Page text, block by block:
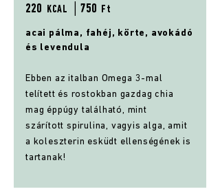
acai pálma, fahéj, körte, avokádó
és levendula
Ebben az italban Omega 3-mal
telített és rostokban gazdag chia
mag éppúgy található, mint
szárított spirulina, vagyis alga, amit
a koleszterin esküdt ellenségének is
tartanak!
220 KCAL │750 Ft